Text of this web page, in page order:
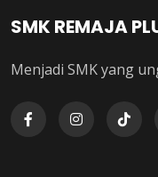
SMK REMAJA
Menjadi SMK yang